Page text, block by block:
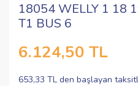
18054 WELLY 1 18
T1 BUS 6
6.124,50 TL
653,33 TL den başlayan